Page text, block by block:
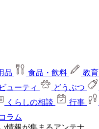
品 食品・飲料 教育
ビューティ どうぶつ
くらしの相談 行事
ラム
情報が集まるアンテナ